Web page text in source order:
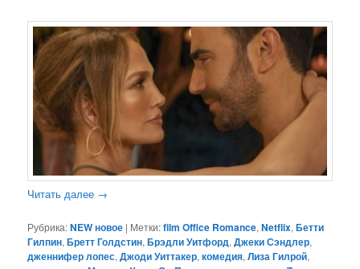
Читать далее →
Рубрика:NEW новое | Метки:film Office Romance,Netflix,Бетти
Гилпин,Бретт Голдстин,Брэдли Уитфорд,Джеки Сэндлер,
дженнифер лопес,Джоди Уиттакер,комедия,Лиза Гилрой,